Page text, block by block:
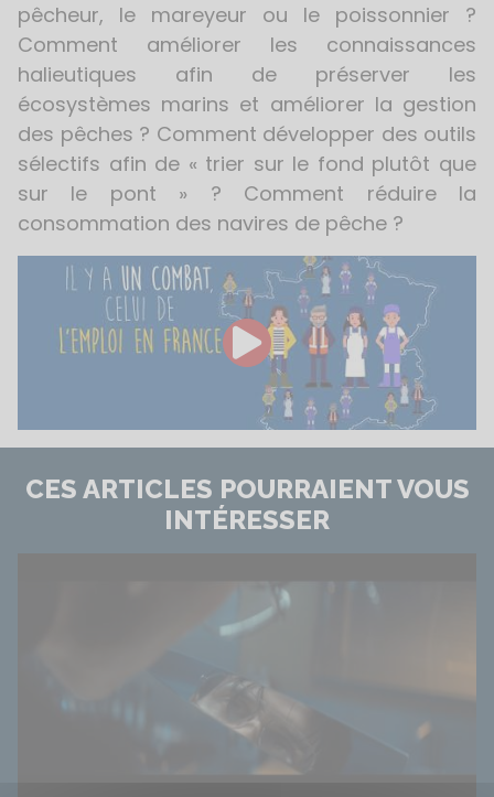
pêcheur, le mareyeur ou le poissonnier ?
Comment améliorer les connaissances
halieutiques afin de préserver les
écosystèmes marins et améliorer la gestion
des pêches ? Comment développer des outils
sélectifs afin de « trier sur le fond plutôt que
sur le pont » ? Comment réduire la
consommation des navires de pêche ?
Voir la vidéo
CES ARTICLES POURRAIENT VOUS
INTÉRESSER